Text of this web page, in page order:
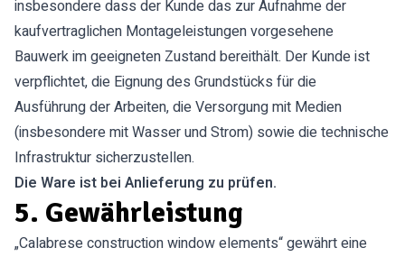
insbesondere dass der Kunde das zur Aufnahme der
kaufvertraglichen Montageleistungen vorgesehene
Bauwerk im geeigneten Zustand bereithält. Der Kunde ist
verpflichtet, die Eignung des Grundstücks für die
Ausführung der Arbeiten, die Versorgung mit Medien
(insbesondere mit Wasser und Strom) sowie die technische
Infrastruktur sicherzustellen.
Die Ware ist bei Anlieferung zu prüfen.
5. Gewährleistung
„Calabrese construction window elements“ gewährt eine